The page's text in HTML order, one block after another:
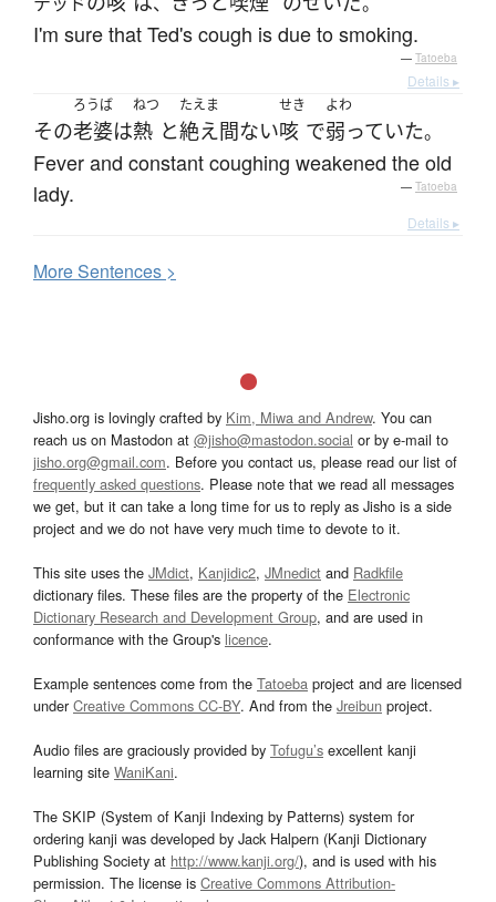
I'm sure that Ted's cough is due to smoking.
— Tatoeba
Details ▸
その
ろうば
老婆は
ねつ
熱 と
たえま
絶え間ない
せき
咳 で
よわ
弱っていた。
Fever and constant coughing weakened the old
lady.
— Tatoeba
Details ▸
MoreSentences >
Jisho.org is lovingly crafted by Kim, Miwa and Andrew. You can
reach us on Mastodon at @jisho@mastodon.social or by e-mail to
jisho.org@gmail.com. Before you contact us, please read our list of
frequently asked questions. Please note that we read all messages
we get, but it can take a long time for us to reply as Jisho is a side
project and we do not have very much time to devote to it.
This site uses the JMdict, Kanjidic2, JMnedict and Radkfile
dictionary files. These files are the property of the Electronic
Dictionary Research and Development Group, and are used in
conformance with the Group's licence.
Example sentences come from the Tatoeba project and are licensed
underCreative Commons CC-BY. And from the Jreibun project.
Audio files are graciously provided by Tofugu’s excellent kanji
learning site WaniKani.
The SKIP (System of Kanji Indexing by Patterns) system for
ordering kanji was developed by Jack Halpern (Kanji Dictionary
Publishing Society at http://www.kanji.org/), and is used with his
permission. The license is Creative Commons Attribution-